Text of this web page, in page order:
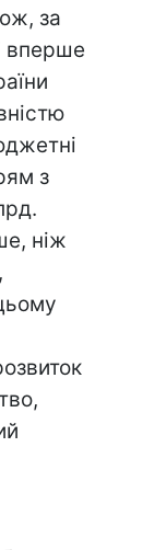
за
вперше
з
ніж